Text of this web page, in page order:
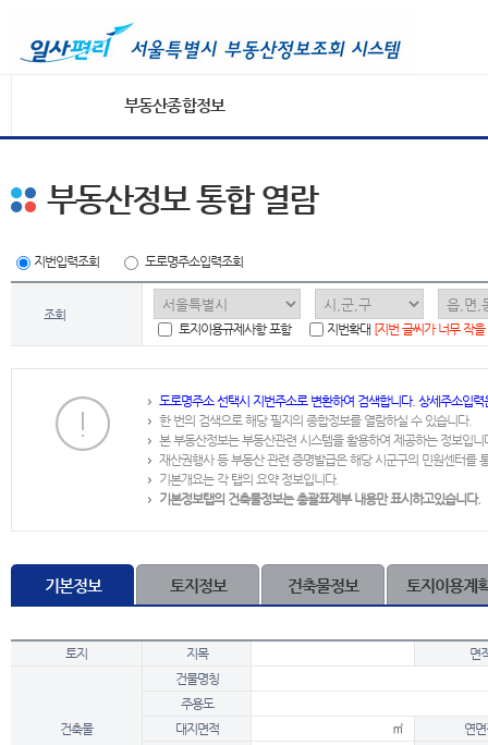
부동산종합정보
부동산정보 통합 열람
지번입력조회 도로명주소입력조회
조회
토지이용규제사항 포함
지번확대 [지번 글씨가 너무 작
도로명주소 선택시 지번주소로 변환하여 검색합니다. 상세주소입
한 번의 검색으로 해당 필지의 종합정보를 열람하실 수 있습니다.
본 부동산정보는 부동산관련 시스템을 활용하여 제공하는 정보입니
재산권행사 등 부동산 관련 증명발급은 해당 시군구의 민원센터를
기본개요는 각 탭의 요약 정보입니다.
기본정보탭의 건축물정보는 총괄표제부 내용만 표시하고있습니다.
기본정보 토지정보 건축물정보 토지이용계
토지 지목 면
건축물
건물명칭
주용도
대지면적
㎡
연